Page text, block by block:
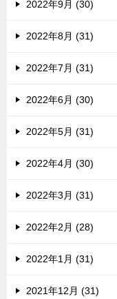
2022年9月 (30)
2022年8月 (31)
2022年7月 (31)
2022年6月 (30)
2022年5月 (31)
2022年4月 (30)
2022年3月 (31)
2022年2月 (28)
2022年1月 (31)
2021年12月 (31)